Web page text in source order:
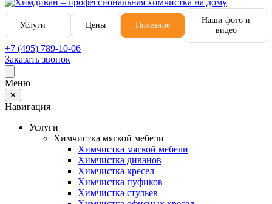
Услуги Цены Полезное
Наши фото и
видео
+7 (495) 789-10-06
Заказать звонок
Меню
✕
Навигация
Услуги
Химчистка мягкой мебели
Химчистка мягкой мебели
Химчистка диванов
Химчистка кресел
Химчистка пуфиков
Химчистка стульев